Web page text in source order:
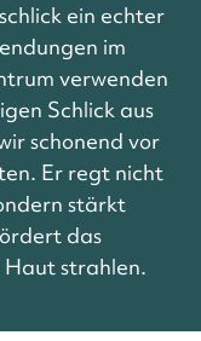
ein echter
im
verwenden
Schlick aus
schonend vor
Er regt nicht
stärkt
das
Haut strahlen.